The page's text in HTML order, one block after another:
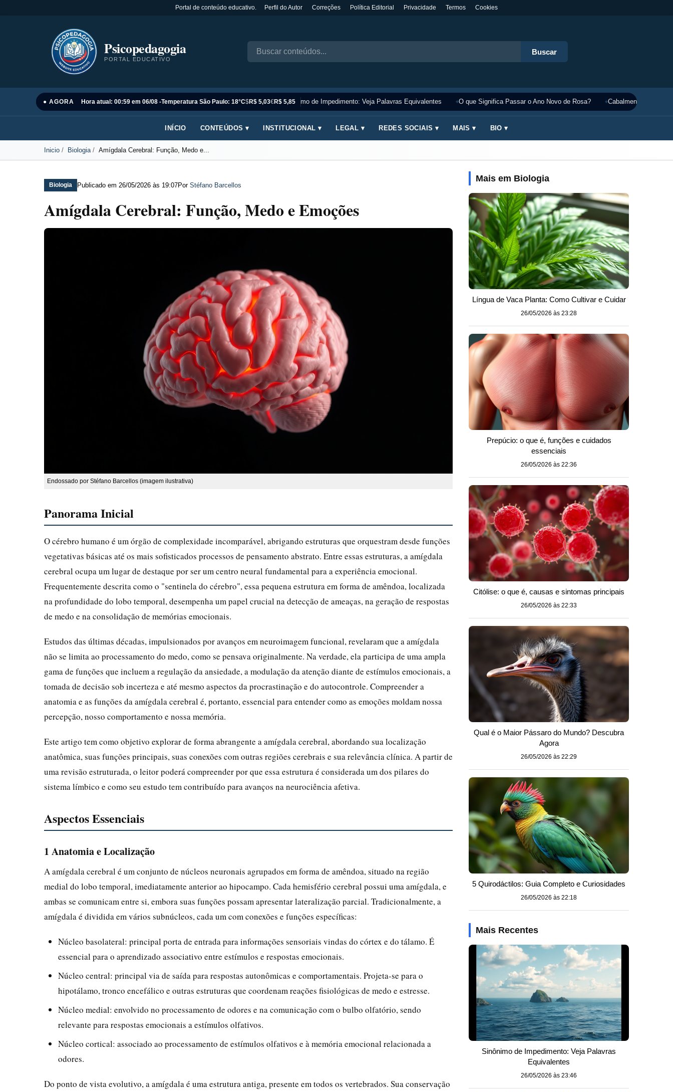
Portal de conteúdo educativo. Perfil do Autor Correções Política Editorial Privacidade Termos Cookies
Psicopedagogia
PORTAL EDUCATIVO
Buscar
● AGORA Hora atual: 00:59 em 06/08 -Temperatura São Paulo: 18°C$R$ 5,03€R$ 5,85
Sinônimo de Impedimento: Veja Palavras Equivalentes O que Significa Passar o Ano Novo de Rosa? Cabalmente
INÍCIO CONTEÚDOS ▾ INSTITUCIONAL ▾ LEGAL ▾ REDES SOCIAIS ▾ MAIS ▾ BIO ▾
Inicio Biologia Amígdala Cerebral: Função, Medo e...
Biologia Publicado em 26/05/2026 às 19:07Por Stéfano Barcellos
Amígdala Cerebral: Função, Medo e Emoções
Endossado por Stéfano Barcellos (imagem ilustrativa)
Panorama Inicial
O cérebro humano é um órgão de complexidade incomparável, abrigando estruturas que orquestram desde funções
vegetativas básicas até os mais sofisticados processos de pensamento abstrato. Entre essas estruturas, a amígdala
cerebral ocupa um lugar de destaque por ser um centro neural fundamental para a experiência emocional.
Frequentemente descrita como o "sentinela do cérebro", essa pequena estrutura em forma de amêndoa, localizada
na profundidade do lobo temporal, desempenha um papel crucial na detecção de ameaças, na geração de respostas
de medo e na consolidação de memórias emocionais.
Estudos das últimas décadas, impulsionados por avanços em neuroimagem funcional, revelaram que a amígdala
não se limita ao processamento do medo, como se pensava originalmente. Na verdade, ela participa de uma ampla
gama de funções que incluem a regulação da ansiedade, a modulação da atenção diante de estímulos emocionais, a
tomada de decisão sob incerteza e até mesmo aspectos da procrastinação e do autocontrole. Compreender a
anatomia e as funções da amígdala cerebral é, portanto, essencial para entender como as emoções moldam nossa
percepção, nosso comportamento e nossa memória.
Este artigo tem como objetivo explorar de forma abrangente a amígdala cerebral, abordando sua localização
anatômica, suas funções principais, suas conexões com outras regiões cerebrais e sua relevância clínica. A partir de
uma revisão estruturada, o leitor poderá compreender por que essa estrutura é considerada um dos pilares do
sistema límbico e como seu estudo tem contribuído para avanços na neurociência afetiva.
Aspectos Essenciais
1 Anatomia e Localização
A amígdala cerebral é um conjunto de núcleos neuronais agrupados em forma de amêndoa, situado na região
medial do lobo temporal, imediatamente anterior ao hipocampo. Cada hemisfério cerebral possui uma amígdala, e
ambas se comunicam entre si, embora suas funções possam apresentar lateralização parcial. Tradicionalmente, a
amígdala é dividida em vários subnúcleos, cada um com conexões e funções específicas:
Núcleo basolateral: principal porta de entrada para informações sensoriais vindas do córtex e do tálamo. É
essencial para o aprendizado associativo entre estímulos e respostas emocionais.
Núcleo central: principal via de saída para respostas autonômicas e comportamentais. Projeta-se para o
hipotálamo, tronco encefálico e outras estruturas que coordenam reações fisiológicas de medo e estresse.
Núcleo medial: envolvido no processamento de odores e na comunicação com o bulbo olfatório, sendo
relevante para respostas emocionais a estímulos olfativos.
Núcleo cortical: associado ao processamento de estímulos olfativos e à memória emocional relacionada a
odores.
Do ponto de vista evolutivo, a amígdala é uma estrutura antiga, presente em todos os vertebrados. Sua conservação
Mais em Biologia
Língua de Vaca Planta: Como Cultivar e Cuidar
26/05/2026 às 23:28
Prepúcio: o que é, funções e cuidados
essenciais
26/05/2026 às 22:36
Citólise: o que é, causas e sintomas principais
26/05/2026 às 22:33
Qual é o Maior Pássaro do Mundo? Descubra
Agora
26/05/2026 às 22:29
5 Quirodáctilos: Guia Completo e Curiosidades
26/05/2026 às 22:18
Mais Recentes
Sinônimo de Impedimento: Veja Palavras
Equivalentes
26/05/2026 às 23:46